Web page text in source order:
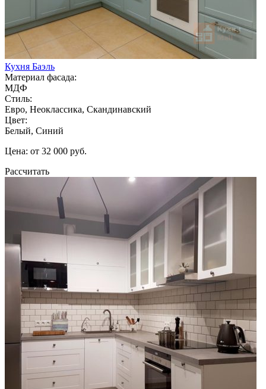
Кухня Баэль
Материал фасада:
МДФ
Стиль:
Евро, Неоклассика, Скандинавский
Цвет:
Белый, Синий
Цена: от 32 000 руб.
Рассчитать